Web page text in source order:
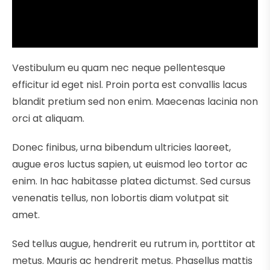
Vestibulum eu quam nec neque pellentesque
efficitur id eget nisl. Proin porta est convallis lacus
blandit pretium sed non enim. Maecenas lacinia non
orci at aliquam.
Donec finibus, urna bibendum ultricies laoreet,
augue eros luctus sapien, ut euismod leo tortor ac
enim. In hac habitasse platea dictumst. Sed cursus
venenatis tellus, non lobortis diam volutpat sit
amet.
Sed tellus augue, hendrerit eu rutrum in, porttitor at
metus. Mauris ac hendrerit metus. Phasellus mattis